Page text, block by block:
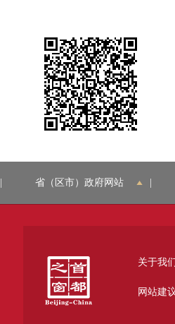
省（区市）政府网站
关于我们
网站建